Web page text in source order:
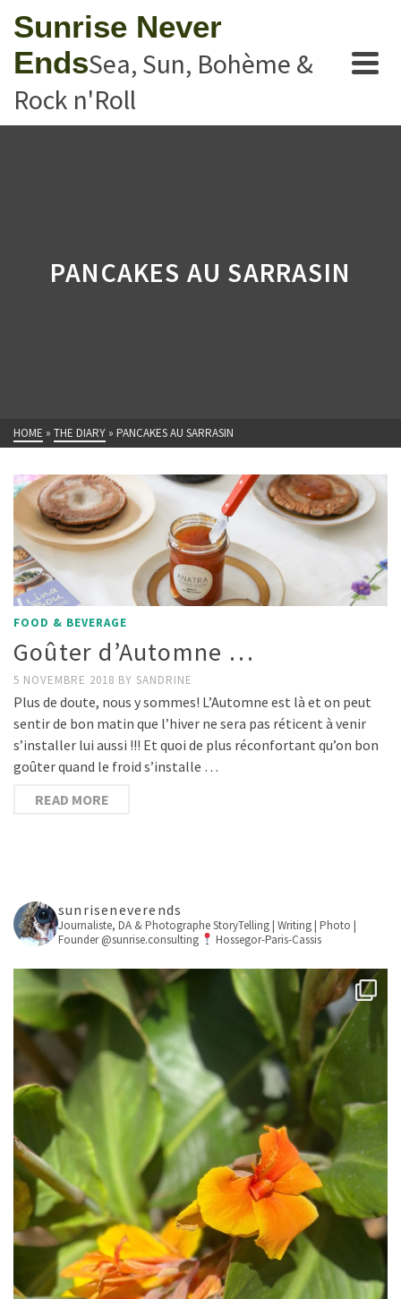
Sunrise Never
EndsSea, Sun, Bohème &
Rock n'Roll
PANCAKES AU SARRASIN
HOME » THE DIARY » PANCAKES AU SARRASIN
FOOD & BEVERAGE
Goûter d’Automne …
5 NOVEMBRE 2018 BY SANDRINE
Plus de doute, nous y sommes! L’Automne est là et on peut
sentir de bon matin que l’hiver ne sera pas réticent à venir
s’installer lui aussi !!! Et quoi de plus réconfortant qu’on bon
goûter quand le froid s’installe …
READ MORE
sunriseneverends
Journaliste, DA & PhotographeStoryTelling | Writing | Photo |
Founder @sunrise.consulting
Hossegor-Paris-Cassis